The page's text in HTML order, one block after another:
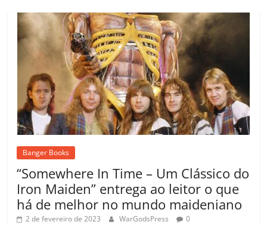
Banger Books
“Somewhere In Time – Um Clássico do
Iron Maiden” entrega ao leitor o que
há de melhor no mundo maideniano
2 de fevereiro de 2023 WarGodsPress 0